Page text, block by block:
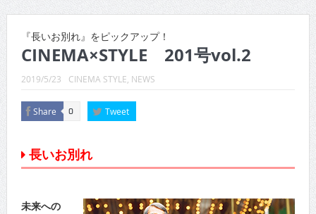
CINEMA×STYLE 289号
CINEMA×STYLE 288号
CINEMA×STYLE 287号
CINEMA×STYLE 285号
『長いお別れ』をピックアップ！
CINEMA×STYLE 201号vol.2
2019/5/23 CINEMA STYLE NEWS
Share 0 Tweet
長いお別れ
未来への